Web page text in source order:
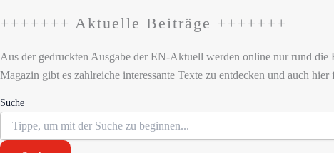
+++++++ Aktuelle Beiträge +++++++
Aus der gedruckten Ausgabe der EN-Aktuell werden online nur rund
Magazin gibt es zahlreiche interessante Texte zu entdecken und auch
Suche